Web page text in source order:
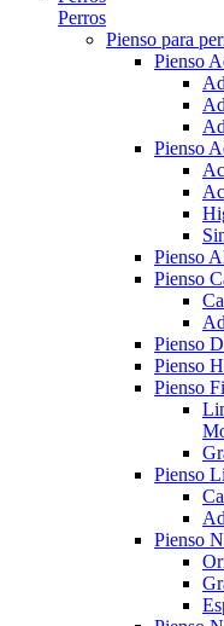
Perros
Pienso para
Pienso
Pienso
Pienso
Pienso
Pienso
Pienso
Pienso
Pienso
Pienso